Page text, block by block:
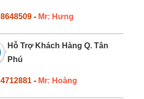
- Mr: Hưng
Hỗ Trợ Khách Hàng Q. Tân
Phú
- Mr: Hoàng